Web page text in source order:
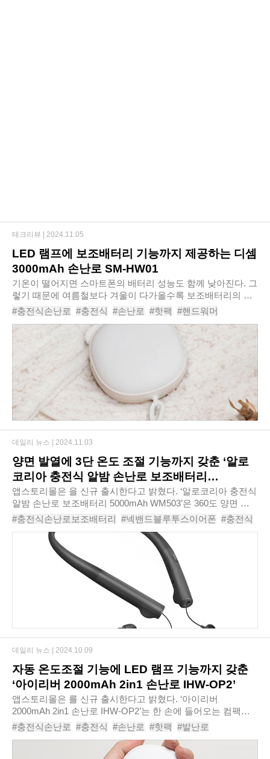
LED 램프에 보조배터리 기능까지 제공하는 디셈
3000mAh 손난로 SM-HW01
기온이 떨어지면 스마트폰의 배터리 성능도 함께 낮아진다. 그
렇기 때문에 여름철보다 겨울이 다가올수록 보조배터리의 필
요성을 더욱 느끼게 된다. 한겨울에는 충전식 손난로도 추위를
이겨내는데 큰 몫을 해주는데, 디셈 ..
#충전식손난로 #충전식 #손난로 #핫팩 #핸드워머
#발난로 #전기핫팩 #손찜질기 #손난로보조배터리
#디셈3000mAh3in1손난로SM-HW01
테크리뷰 | 2024.11.05
양면 발열에 3단 온도 조절 기능까지 갖춘 ‘알로
코리아 충전식 알밤 손난로 보조배터리
5000mAh WM503’
앱스토리몰은 을 신규 출시한다고 밝혔다. ‘알로코리아 충전식
알밤 손난로 보조배터리 5000mAh WM503’은 360도 양면 발
열에 열 전도율이 뛰어난 알루미늄 소재를 사용해 뛰어난 발열
효과를 즐길 수 있다. 또한 40℃부터 ..
#충전식손난로보조배터리 #넥밴드블루투스이어폰 #충전식
#넥밴드 #손난로 #블루투스 #보조배터리 #이어폰
#블루투스이어폰
#무선이어폰 #핸드워머
#아이폰이어폰 #전기핫팩 #무선이어폰추천
#넥밴드이어폰
#아크로넥밴드릴타입블루투스NE1000
#손난로보조배터리
#휴대용손난로
#알로코리아충전식알밤손난로보조배터리5000mAhWM503
데일리 뉴스 | 2024.11.03
자동 온도조절 기능에 LED 램프 기능까지 갖춘
‘아이리버 2000mAh 2in1 손난로 IHW-OP2’
앱스토리몰은 를 신규 출시한다고 밝혔다. ‘아이리버
2000mAh 2in1 손난로 IHW-OP2’는 한 손에 들어오는 컴팩트
한 크기와 75g의 초경량 무게로 야외활동 및 외출 시 가볍게
#충전식손난로 #충전식 #손난로 #핫팩 #발난로
#핸드워머 #전기핫팩 #전기손난로 #전자핫팩
#아이리버2000mAh2in1손난로IHW-OP2
데일리 뉴스 | 2024.10.09